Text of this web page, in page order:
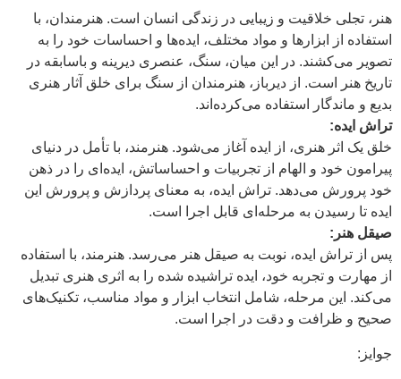
هنر، تجلی خلاقیت و زیبایی در زندگی انسان است. هنرمندان، با
استفاده از ابزارها و مواد مختلف، ایده‌ها و احساسات خود را به
تصویر می‌کشند. در این میان، سنگ، عنصری دیرینه و باسابقه در
تاریخ هنر است. از دیرباز، هنرمندان از سنگ برای خلق آثار هنری
بدیع و ماندگار استفاده می‌کرده‌اند.
تراش ایده:
خلق یک اثر هنری، از ایده آغاز می‌شود. هنرمند، با تأمل در دنیای
پیرامون خود و الهام از تجربیات و احساساتش، ایده‌ای را در ذهن
خود پرورش می‌دهد. تراش ایده، به معنای پردازش و پرورش این
ایده تا رسیدن به مرحله‌ای قابل اجرا است.
صیقل هنر:
پس از تراش ایده، نوبت به صیقل هنر می‌رسد. هنرمند، با استفاده
از مهارت و تجربه خود، ایده تراشیده شده را به اثری هنری تبدیل
می‌کند. این مرحله، شامل انتخاب ابزار و مواد مناسب، تکنیک‌های
صحیح و ظرافت و دقت در اجرا است.
جوایز: